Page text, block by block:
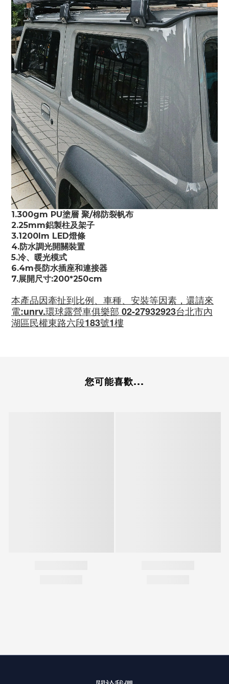
1.300gm PU塗層 聚/棉防裂帆布
2.25mm鋁製柱及架子
3.1200lm LED燈條
4.防水調光開關裝置
5.冷、暖光模式
6.4m長防水插座和連接器
7.展開尺寸:200*250cm
本產品因牽扯到比例、車種、安裝等因素，還請來
電:unrv.環球露營車俱樂部 02-27932923台北市內
湖區民權東路六段183號1樓
您可能喜歡...